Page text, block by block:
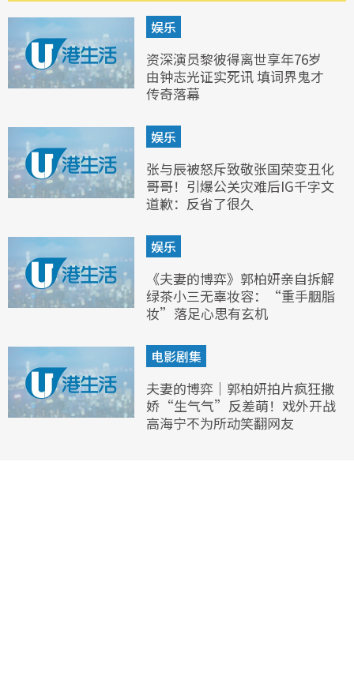
娱乐
资深演员黎彼得离世享年76岁
由钟志光证实死讯 填词界鬼才
传奇落幕
娱乐
张与辰被怒斥致敬张国荣变丑化
哥哥！引爆公关灾难后IG千字文
道歉：反省了很久
娱乐
《夫妻的博弈》郭柏妍亲自拆解
绿茶小三无辜妆容：“重手胭脂
妆”落足心思有玄机
电影剧集
夫妻的博弈｜郭柏妍拍片疯狂撒
娇“生气气”反差萌！戏外开战
高海宁不为所动笑翻网友